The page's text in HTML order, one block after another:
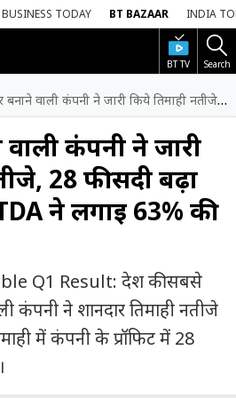
BUSINESS TODAY BT BAZAAR INDIA
BT TV Search
कंपनी ने जारी किये तिमाही नतीजे, 28 फीसदी बढ़ा मुनाफा तो EBITDA ने लगाई 63% की छलांग
वाली कंपनी ने जारी
28 फीसदी बढ़ा
ने लगाई 63% की
Q1 Result: देश की सबसे
कंपनी ने शानदार तिमाही नतीजे
में कंपनी के प्रॉफिट में 28